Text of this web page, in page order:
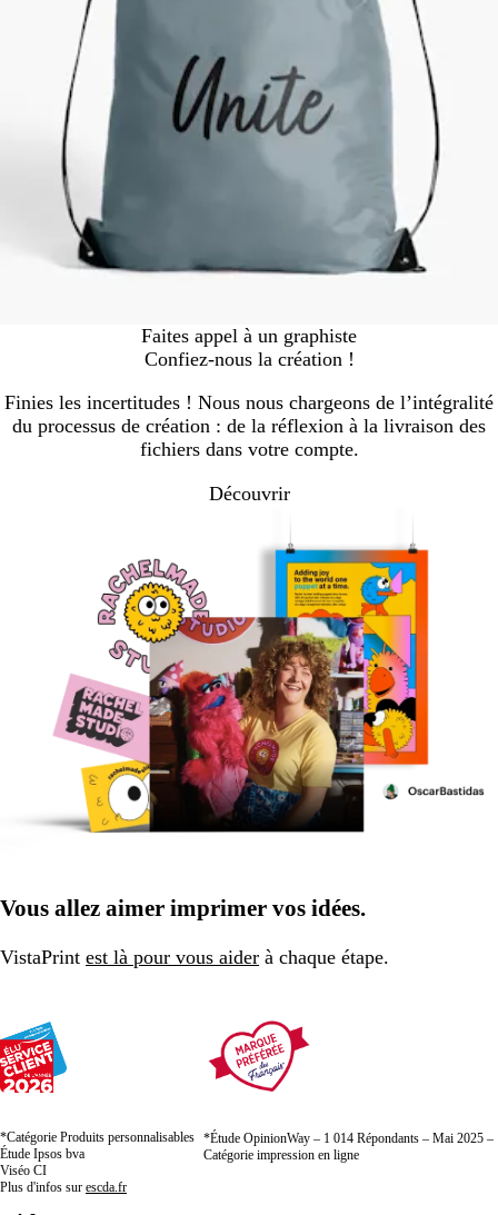
Faites appel à un graphiste
Confiez-nous la création !
Finies les incertitudes ! Nous nous chargeons de l’intégralité
du processus de création : de la réflexion à la livraison des
fichiers dans votre compte.
Découvrir
Vous allez aimer imprimer vos idées.
VistaPrint est là pour vous aider à chaque étape.
*Catégorie Produits personnalisables
Étude Ipsos bva
Viséo CI
Plus d'infos sur escda.fr
*Étude OpinionWay – 1 014 Répondants – Mai 2025 –
Catégorie impression en ligne